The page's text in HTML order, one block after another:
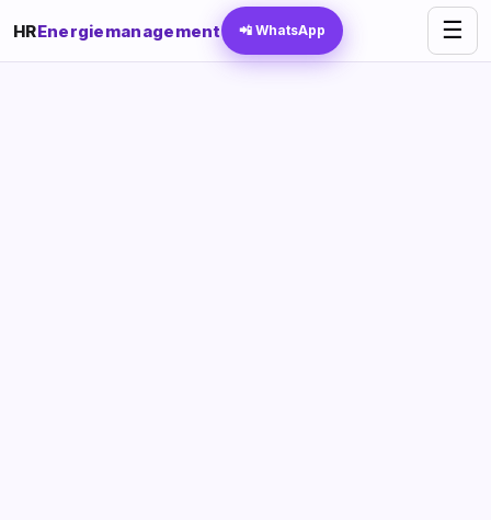
HREnergiemanagement 📲 WhatsApp ☰